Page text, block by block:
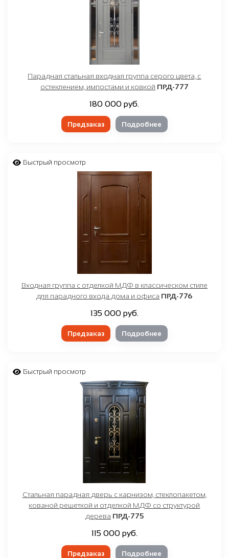
Парадная стальная входная группа серого цвета, с
остеклением, импостами и ковкой ПРД-777
180 000 руб.
Предзаказ Подробнее
Быстрый просмотр
Входная группа с отделкой МДФ в классическом стиле
для парадного входа дома и офиса ПРД-776
135 000 руб.
Предзаказ Подробнее
Быстрый просмотр
Стальная парадная дверь с карнизом, стеклопакетом,
кованой решеткой и отделкой МДФ со структурой
дерева ПРД-775
115 000 руб.
Предзаказ Подробнее